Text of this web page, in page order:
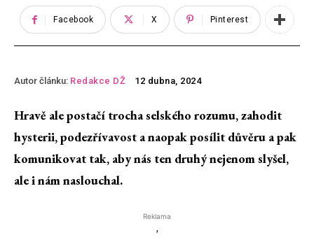
Facebook X Pinterest
Autor článku: Redakce DŽ 12 dubna, 2024
Hravě ale postačí trocha selského rozumu, zahodit
hysterii, podezřívavost a naopak posílit důvěru a pak
komunikovat tak, aby nás ten druhý nejenom slyšel,
ale i nám naslouchal.
Reklama
'